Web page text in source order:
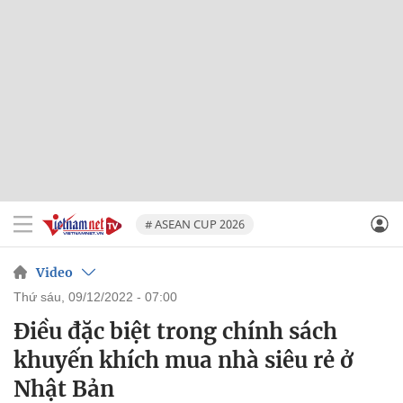
# ASEAN CUP 2026
Video
thứ sáu, 09/12/2022 - 07:00
Điều đặc biệt trong chính sách
khuyến khích mua nhà siêu rẻ ở
Nhật Bản